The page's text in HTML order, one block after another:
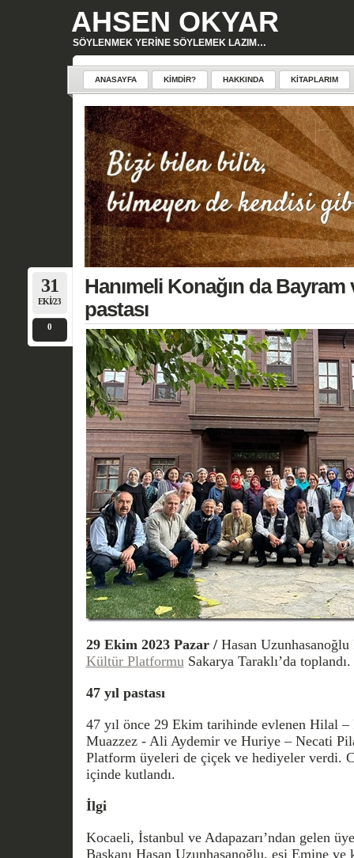
AHSEN OKYAR
SÖYLENMEK YERINE SÖYLEMEK LAZIM…
ANASAYFA KIMDIR? HAKKINDA KITAPLARIM
31
EKI/23
0
Hanımeli Konağın da Bayram
pastası
29 Ekim 2023 Pazar /Hasan Uzunhasanoğlu
Kültür Platformu Sakarya Taraklı’da toplandı.
47 yıl pastası
47 yıl önce 29 Ekim tarihinde evlenen Hilal
Muazzez - Ali Aydemir ve Huriye – Necati
Platform üyeleri de çiçek ve hediyeler verdi.
içinde kutlandı.
İlgi
Kocaeli, İstanbul ve Adapazarı’ndan gelen
Başkanı Hasan Uzunhasanoğlu, eşi Emine ve